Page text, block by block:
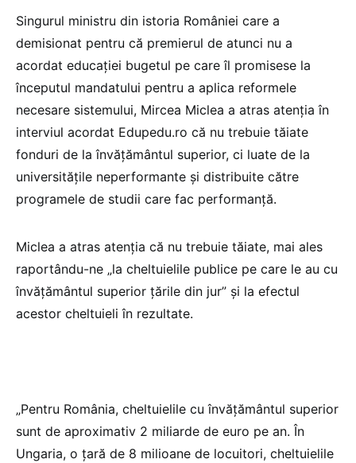
Singurul ministru din istoria României care a
demisionat pentru că premierul de atunci nu a
acordat educației bugetul pe care îl promisese la
începutul mandatului pentru a aplica reformele
necesare sistemului, Mircea Miclea a atras atenția în
interviul acordat Edupedu.ro că nu trebuie tăiate
fonduri de la învățământul superior, ci luate de la
universitățile neperformante și distribuite către
programele de studii care fac performanță.
Miclea a atras atenția că nu trebuie tăiate, mai ales
raportându-ne „la cheltuielile publice pe care le au cu
învățământul superior țările din jur” și la efectul
acestor cheltuieli în rezultate.
„Pentru România, cheltuielile cu învățământul superior
sunt de aproximativ 2 miliarde de euro pe an. În
Ungaria, o țară de 8 milioane de locuitori, cheltuielile